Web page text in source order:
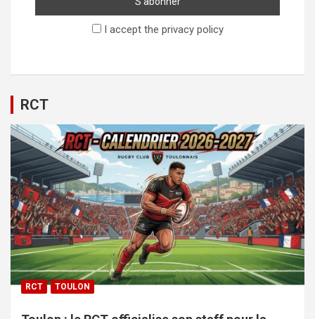
I accept the privacy policy
RCT
RCT TOULON